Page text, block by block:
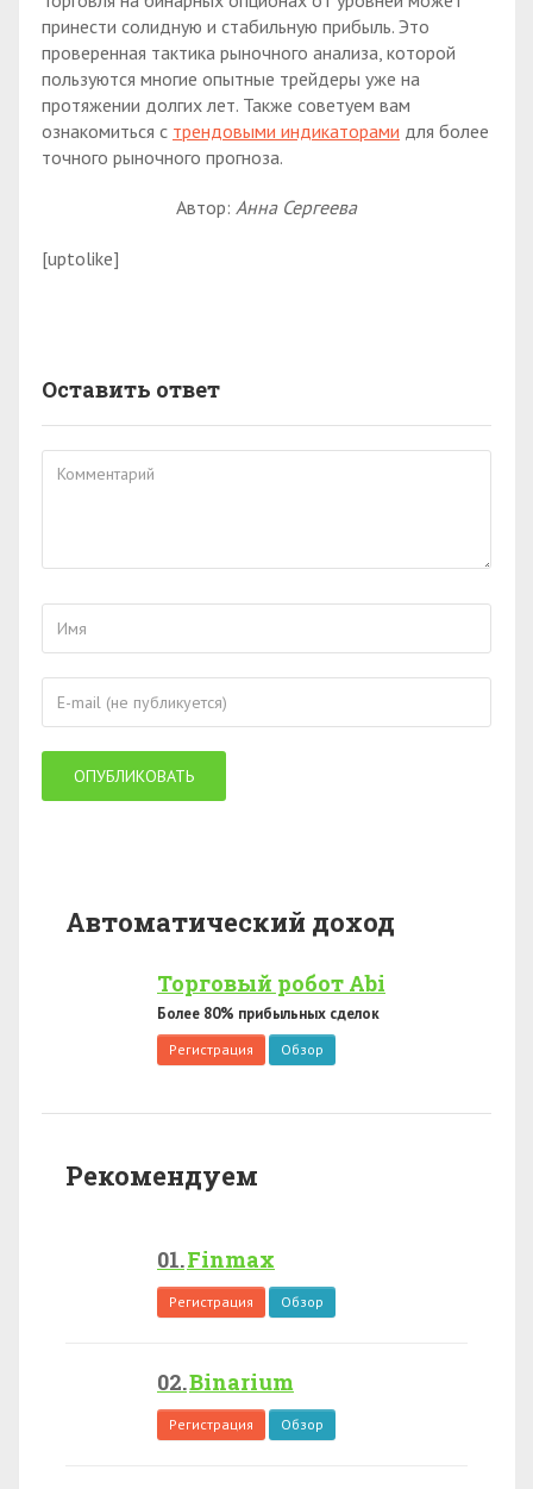
принести солидную и стабильную прибыль. Это
проверенная тактика рыночного анализа, которой
пользуются многие опытные трейдеры уже на
протяжении долгих лет. Также советуем вам
ознакомиться с трендовыми индикаторами для более
точного рыночного прогноза.
Автор: Анна Сергеева
[uptolike]
Оставить ответ
Автоматический доход
Торговый робот Abi
Более 80% прибыльных сделок
Регистрация Обзор
Рекомендуем
Finmax
Регистрация Обзор
Binarium
Регистрация Обзор